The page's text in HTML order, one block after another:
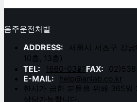
음주운전처벌
ADDRESS:
서울시 서초구 강
10층, 13층)
TEL:
1660-0337FAX:
E-MAIL:
help@anlab.co.kr
한시가 급한 분들을 위해 365일
상담가능합니다.